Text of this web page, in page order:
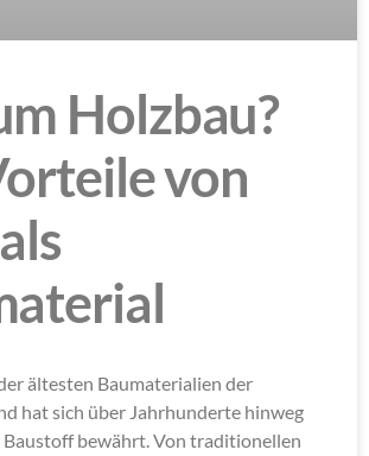
Holzbau?
von
ältesten Baumaterialien der
hat sich über Jahrhunderte hinweg
Baustoff bewährt. Von traditionellen